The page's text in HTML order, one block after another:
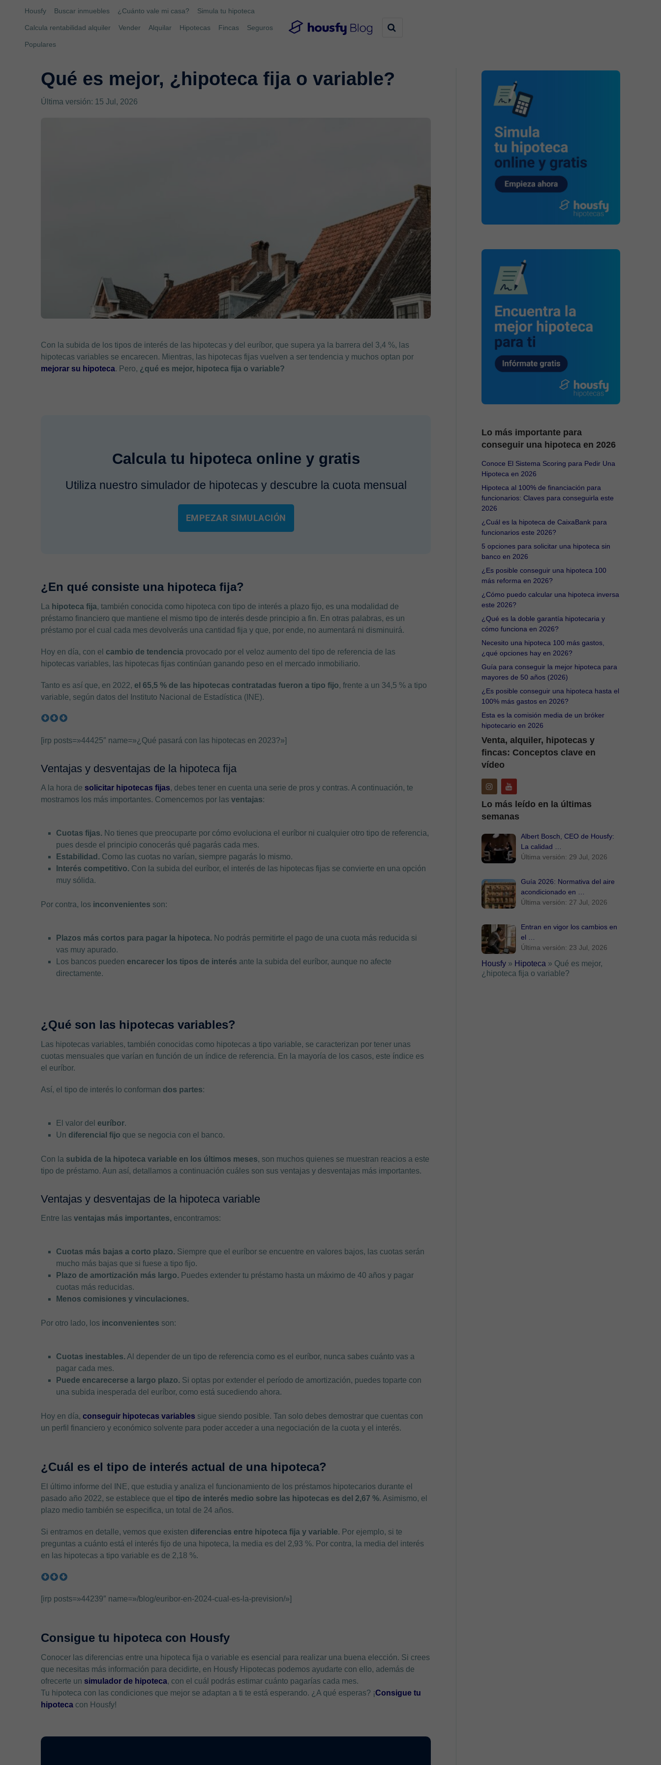
Housfy Buscar inmuebles ¿Cuánto vale mi casa? Simula tu hipoteca
Calcula rentabilidad alquiler Vender Alquilar Hipotecas Fincas Seguros
Populares
Qué es mejor, ¿hipoteca fija o variable?
Última versión: 15 Jul, 2026
Con la subida de los tipos de interés de las hipotecas y del euríbor, que supera ya la barrera del 3,4 %, las
hipotecas variables se encarecen. Mientras, las hipotecas fijas vuelven a ser tendencia y muchos optan por
mejorar su hipoteca. Pero, ¿qué es mejor, hipoteca fija o variable?
Calcula tu hipoteca online y gratis
Utiliza nuestro simulador de hipotecas y descubre la cuota mensual
EMPEZAR SIMULACIÓN
¿En qué consiste una hipoteca fija?
La hipoteca fija, también conocida como hipoteca con tipo de interés a plazo fijo, es una modalidad de
préstamo financiero que mantiene el mismo tipo de interés desde principio a fin. En otras palabras, es un
préstamo por el cual cada mes devolverás una cantidad fija y que, por ende, no aumentará ni disminuirá.
Hoy en día, con el cambio de tendencia provocado por el veloz aumento del tipo de referencia de las
hipotecas variables, las hipotecas fijas continúan ganando peso en el mercado inmobiliario.
Tanto es así que, en 2022, el 65,5 % de las hipotecas contratadas fueron a tipo fijo, frente a un 34,5 % a tipo
variable, según datos del Instituto Nacional de Estadística (INE).
[irp posts=»44425″ name=»¿Qué pasará con las hipotecas en 2023?»]
Ventajas y desventajas de la hipoteca fija
A la hora de solicitar hipotecas fijas, debes tener en cuenta una serie de pros y contras. A continuación, te
mostramos los más importantes. Comencemos por lasventajas:
Cuotas fijas. No tienes que preocuparte por cómo evoluciona el euríbor ni cualquier otro tipo de referencia,
pues desde el principio conocerás qué pagarás cada mes.
Estabilidad. Como las cuotas no varían, siempre pagarás lo mismo.
Interés competitivo. Con la subida del euríbor, el interés de las hipotecas fijas se convierte en una opción
muy sólida.
Por contra, los inconvenientes son:
Plazos más cortos para pagar la hipoteca. No podrás permitirte el pago de una cuota más reducida si
vas muy apurado.
Los bancos pueden encarecer los tipos de interés ante la subida del euríbor, aunque no afecte
directamente.
¿Qué son las hipotecas variables?
Las hipotecas variables, también conocidas como hipotecas a tipo variable, se caracterizan por tener unas
cuotas mensuales que varían en función de un índice de referencia. En la mayoría de los casos, este índice es
el euríbor.
Así, el tipo de interés lo conforman dos partes:
El valor del euríbor.
Un diferencial fijo que se negocia con el banco.
Con la subida de la hipoteca variable en los últimos meses, son muchos quienes se muestran reacios a este
tipo de préstamo. Aun así, detallamos a continuación cuáles son sus ventajas y desventajas más importantes.
Ventajas y desventajas de la hipoteca variable
Entre lasventajas más importantes, encontramos:
Cuotas más bajas a corto plazo. Siempre que el euríbor se encuentre en valores bajos, las cuotas serán
mucho más bajas que si fuese a tipo fijo.
Plazo de amortización más largo. Puedes extender tu préstamo hasta un máximo de 40 años y pagar
cuotas más reducidas.
Menos comisiones y vinculaciones.
Por otro lado, los inconvenientes son:
Cuotas inestables. Al depender de un tipo de referencia como es el euríbor, nunca sabes cuánto vas a
pagar cada mes.
Puede encarecerse a largo plazo. Si optas por extender el período de amortización, puedes toparte con
una subida inesperada del euríbor, como está sucediendo ahora.
Hoy en día,conseguir hipotecas variables sigue siendo posible. Tan solo debes demostrar que cuentas con
un perfil financiero y económico solvente para poder acceder a una negociación de la cuota y el interés.
¿Cuál es el tipo de interés actual de una hipoteca?
El último informe del INE, que estudia y analiza el funcionamiento de los préstamos hipotecarios durante el
pasado año 2022, se establece que el tipo de interés medio sobre las hipotecas es del 2,67 %. Asimismo, el
plazo medio también se especifica, un total de 24 años.
Si entramos en detalle, vemos que existen diferencias entre hipoteca fija y variable. Por ejemplo, si te
preguntas a cuánto está el interés fijo de una hipoteca, la media es del 2,93 %. Por contra, la media del interés
en las hipotecas a tipo variable es de 2,18 %.
[irp posts=»44239″ name=»/blog/euribor-en-2024-cual-es-la-prevision/»]
Consigue tu hipoteca con Housfy
Conocer las diferencias entre una hipoteca fija o variable es esencial para realizar una buena elección. Si crees
que necesitas más información para decidirte, en Housfy Hipotecas podemos ayudarte con ello, además de
ofrecerte un simulador de hipoteca, con el cuál podrás estimar cuánto pagarías cada mes.
Tu hipoteca con las condiciones que mejor se adaptan a ti te está esperando. ¿A qué esperas? ¡Consigue tu
hipoteca con Housfy!
Lo más importante para
conseguir una hipoteca en 2026
Conoce El Sistema Scoring para Pedir Una
Hipoteca en 2026
Hipoteca al 100% de financiación para
funcionarios: Claves para conseguirla este
2026
¿Cuál es la hipoteca de CaixaBank para
funcionarios este 2026?
5 opciones para solicitar una hipoteca sin
banco en 2026
¿Es posible conseguir una hipoteca 100
más reforma en 2026?
¿Cómo puedo calcular una hipoteca inversa
este 2026?
¿Qué es la doble garantía hipotecaria y
cómo funciona en 2026?
Necesito una hipoteca 100 más gastos,
¿qué opciones hay en 2026?
Guía para conseguir la mejor hipoteca para
mayores de 50 años (2026)
¿Es posible conseguir una hipoteca hasta el
100% más gastos en 2026?
Esta es la comisión media de un bróker
hipotecario en 2026
Venta, alquiler, hipotecas y
fincas: Conceptos clave en
vídeo
Lo más leído en la últimas
semanas
Albert Bosch, CEO de Housfy:
La calidad …
Última versión: 29 Jul, 2026
Guía 2026: Normativa del aire
acondicionado en …
Última versión: 27 Jul, 2026
Entran en vigor los cambios en
el …
Última versión: 23 Jul, 2026
Housfy » Hipoteca » Qué es mejor,
¿hipoteca fija o variable?